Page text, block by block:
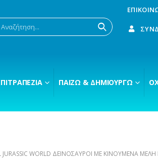
ΠΑΊΖΩ & ΔΗΜΙΟΥΡΓΏ
JURASSIC WORLD ΔΕΙΝΌΣΑΥΡΟΙ ΜΕ ΚΙΝΟΎΜΕΝΑ ΜΈΛΗ